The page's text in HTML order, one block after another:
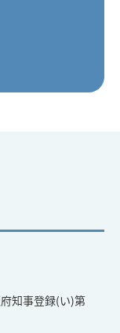
知事登録(い)第